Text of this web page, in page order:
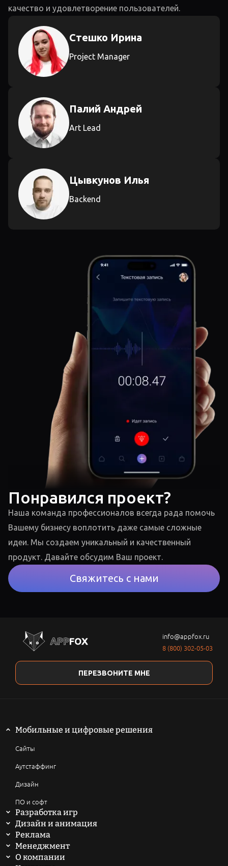
качество и удовлетворение пользователей.
Стешко Ирина
Project Manager
Палий Андрей
Art Lead
Цывкунов Илья
Backend
Понравился проект?
Наша команда профессионалов всегда рада помочь
Вашему бизнесу воплотить даже самые сложные
идеи. Мы создаем уникальный и качественный
продукт. Давайте обсудим Ваш проект.
Свяжитесь с нами
info@appfox.ru
8 (800) 302-05-03
ПЕРЕЗВОНИТЕ МНЕ
Мобильные и цифровые решения
Сайты
Аутстаффинг
Дизайн
ПО и софт
Разработка игр
Мобильные игры
Компьютерные игры
Браузерные и онлайн игры
Дизайн и анимация
2D анимация
3D анимация
Реклама
SEO продвижение сайтов
ASO продвижение
Менеджмент
Написать техническое задание
О компании